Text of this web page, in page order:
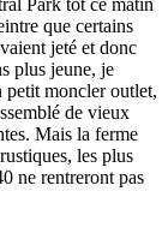
que certains
jeté et donc
plus jeune, je
petit moncler outlet,
de vieux
Mais la ferme
les plus
ne rentreront pas